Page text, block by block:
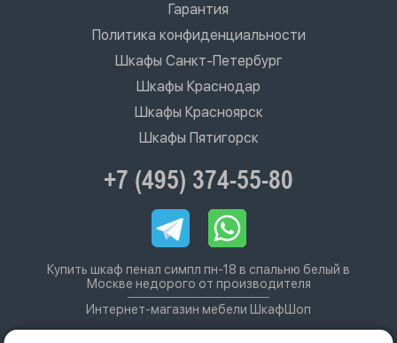
Гарантия
Политика конфиденциальности
Шкафы Санкт-Петербург
Шкафы Краснодар
Шкафы Красноярск
Шкафы Пятигорск
+7 (495) 374-55-80
Купить шкаф пенал симпл пн-18 в спальню белый в
Москве недорого от производителя
Интернет-магазин мебели ШкафШоп